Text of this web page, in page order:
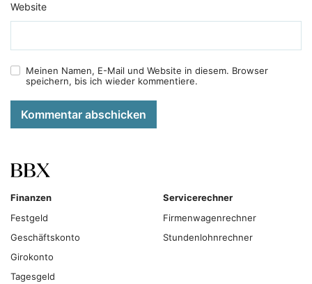
Website
Meinen Namen, E-Mail und Website in diesem. Browser
speichern, bis ich wieder kommentiere.
Kommentar abschicken
Finanzen
Festgeld
Geschäftskonto
Girokonto
Tagesgeld
Servicerechner
Firmenwagenrechner
Stundenlohnrechner